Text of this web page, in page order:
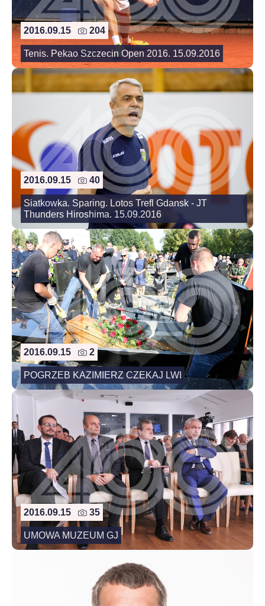
2016.09.15 204
Tenis. Pekao Szczecin Open 2016. 15.09.2016
2016.09.15 40
Siatkowka. Sparing. Lotos Trefl Gdansk - JT
Thunders Hiroshima. 15.09.2016
2016.09.15 2
POGRZEB KAZIMIERZ CZEKAJ LWI
2016.09.15 35
UMOWA MUZEUM GJ